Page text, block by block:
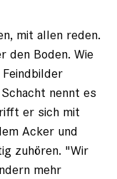
mit allen reden.
den Boden. Wie
nennt es
er sich mit
Acker und
zuhören. "Wir
mehr